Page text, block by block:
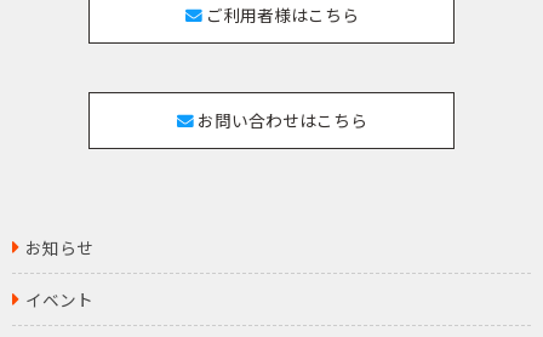
ご利用者様はこちら
お問い合わせはこちら
お知らせ
イベント